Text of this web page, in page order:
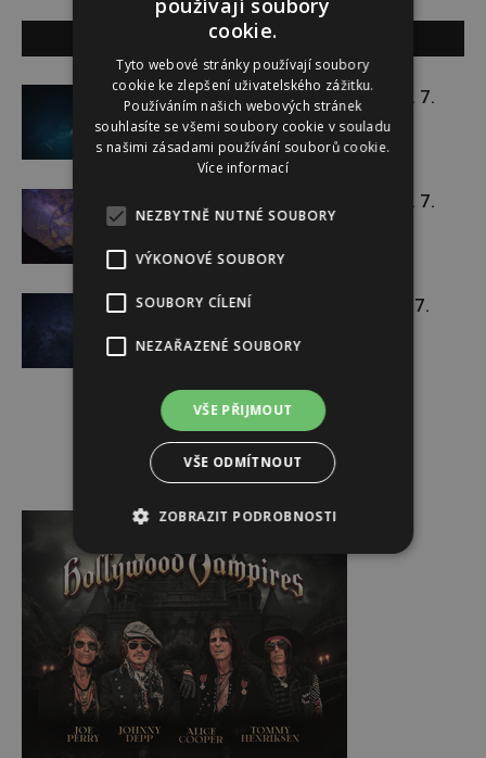
SOUVISEJÍCÍ ČLÁNKY
Týdenní horoskop 20. 7. – 26. 7.
Týdenní horoskop 13. 7. – 19. 7.
Týdenní horoskop 6. 7. – 12. 7.
cookie.
Tyto webové stránky používají soubory
cookie ke zlepšení uživatelského zážitku.
Používáním našich webových stránek
souhlasíte se všemi soubory cookie v souladu
s našimi zásadami používání souborů cookie.
Více informací
NEZBYTNĚ NUTNÉ SOUBORY
VÝKONOVÉ SOUBORY
SOUBORY CÍLENÍ
NEZAŘAZENÉ SOUBORY
VŠE PŘIJMOUT
VŠE ODMÍTNOUT
ZOBRAZIT PODROBNOSTI